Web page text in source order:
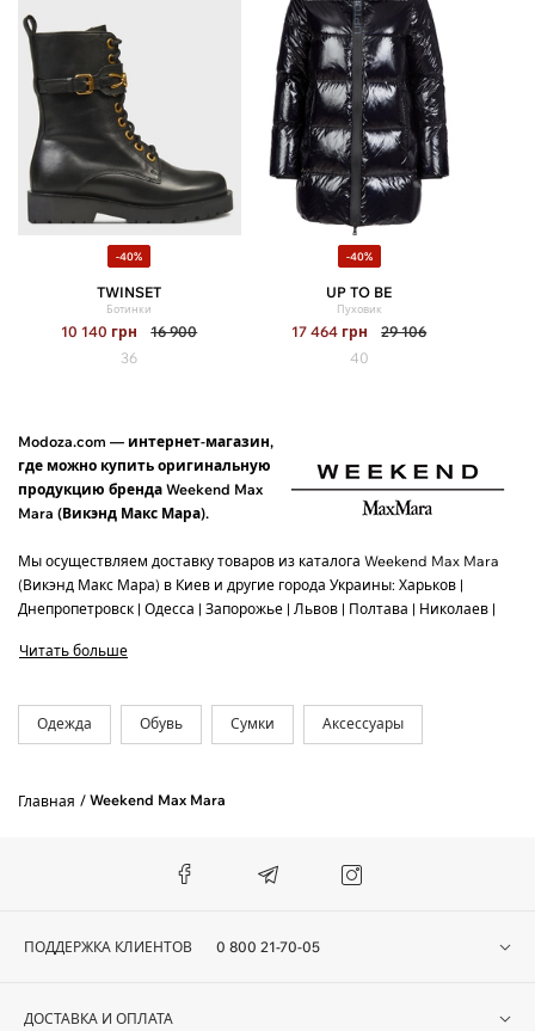
-40%
TWINSET
Ботинки
10 140 грн
16 900
36
-40%
UP TO BE
Пуховик
17 464 грн
29 106
40
Modoza.com — интернет-магазин,
где можно купить оригинальную
продукцию бренда Weekend Max
Mara (Викэнд Макс Мара).
Мы осуществляем доставку товаров из каталога Weekend Max Mara
(Викэнд Макс Мара) в Киев и другие города Украины: Харьков |
Днепропетровск | Одесса | Запорожье | Львов | Полтава | Николаев |
Читать больше
Одежда Обувь Сумки Аксессуары
Главная Weekend Max Mara
ПОДДЕРЖКА КЛИЕНТОВ 0 800 21-70-05
ДОСТАВКА И ОПЛАТА